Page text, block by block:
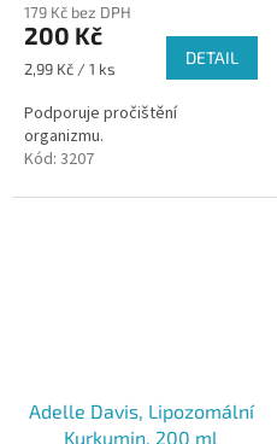
179 Kč bez DPH
200 Kč
Měrná
2,99 Kč / 1 ks
DETAIL
Podporuje pročištění
organizmu.
Kód: 3207
Adelle Davis, Lipozomální
Kurkumin, 200 ml